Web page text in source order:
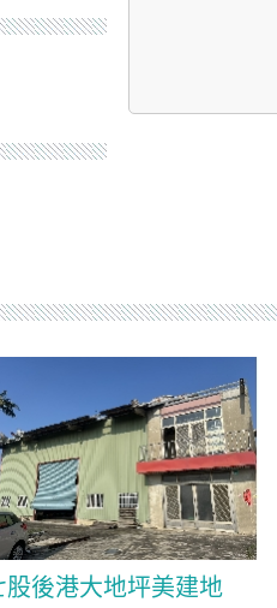
股後港大地坪美建地